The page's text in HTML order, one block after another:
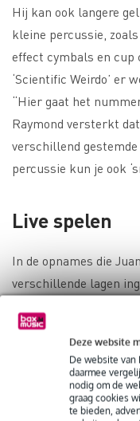
Deze website
De website van
daarmee
nodig om de
graag cookies
te bieden,
Hij kan ook langere
kleine percussie,
effect cymbals en cup
‘Scientific Weirdo’ er
“Hier gaat het
Raymond versterkt
verschillend
percussie kun je ook
Live spelen
In de opnames die
verschillende lagen
hij doen als hij deze
verdeel ik het nummer
is bijvoorbeeld het
refrein met
percussie om in te